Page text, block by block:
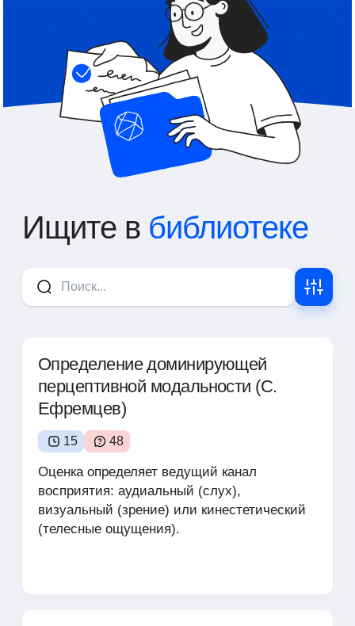
Ищите в библиотеке
Определение доминирующей
перцептивной модальности (С.
Ефремцев)
15 48
Оценка определяет ведущий канал
восприятия: аудиальный (слух),
визуальный (зрение) или кинестетический
(телесные ощущения).